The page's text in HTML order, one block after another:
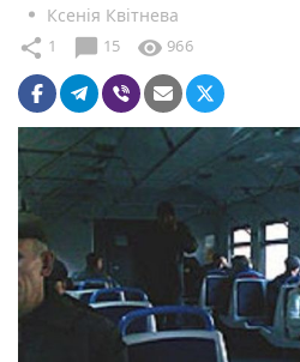
Ксенія Квітнева
share 1 chat_bubble 15 visibility 966